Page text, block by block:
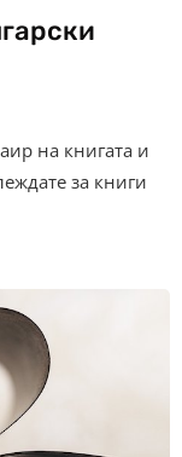
на книгата и
за книги